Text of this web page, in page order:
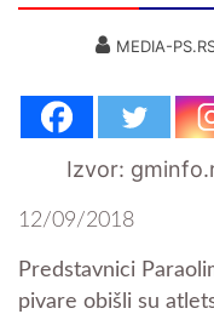
MEDIA-
Izvor:
12/09/2018
Predstavnici
pivare obišli su